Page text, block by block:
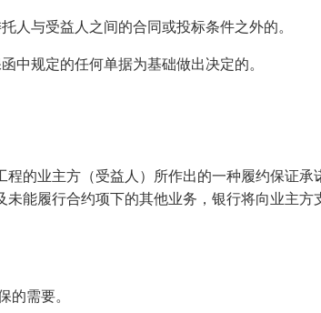
人与受益人之间的合同或投标条件之外的。
中规定的任何单据为基础做出决定的。
的业主方（受益人）所作出的一种履约保证
能履行合约项下的其他业务，银行将向业主
需要。